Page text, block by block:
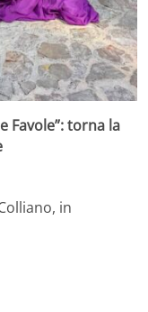
Favole”: torna la
in